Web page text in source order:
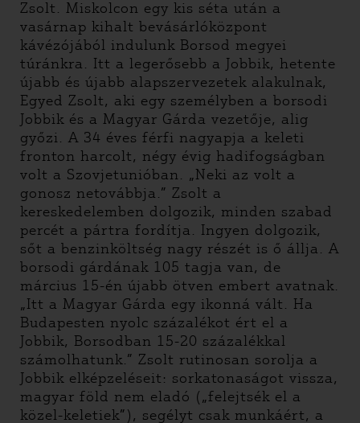
Zsolt. Miskolcon egy kis séta után a
vasárnap kihalt bevásárlóközpont
kávézójából indulunk Borsod megyei
túránkra. Itt a legerősebb a Jobbik, hetente
újabb és újabb alapszervezetek alakulnak,
Egyed Zsolt, aki egy személyben a borsodi
Jobbik és a Magyar Gárda vezetője, alig
győzi. A 34 éves férfi nagyapja a keleti
fronton harcolt, négy évig hadifogságban
volt a Szovjetunióban. „Neki az volt a
gonosz netovábbja.” Zsolt a
kereskedelemben dolgozik, minden szabad
percét a pártra fordítja. Ingyen dolgozik,
sőt a benzinköltség nagy részét is ő állja. A
borsodi gárdának 105 tagja van, de
március 15-én újabb ötven embert avatnak.
„Itt a Magyar Gárda egy ikonná vált. Ha
Budapesten nyolc százalékot ért el a
Jobbik, Borsodban 15-20 százalékkal
számolhatunk.” Zsolt rutinosan sorolja a
Jobbik elképzeléseit: sorkatonaságot vissza,
magyar föld nem eladó („felejtsék el a
közel-keletiek”), segélyt csak munkáért, a